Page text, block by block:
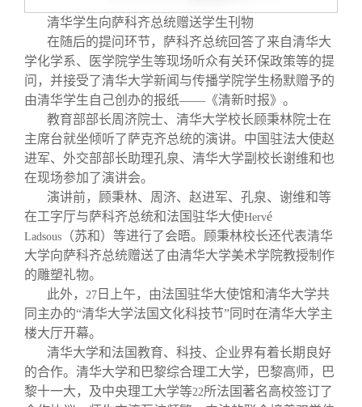
清华学生向萨科齐总统赠送学生刊物
在随后的提问环节，萨科齐总统回答了来自清华大
学化学系、医学院学生等现场听众有关环保政策等的提
问，并接受了清华大学新闻与传播学院学生杨默赠予的
由清华学生自己创办的报纸——《清新时报》。
教育部部长周济院士、清华大学校长顾秉林院士在
主席台就坐倾听了萨克齐总统的演讲。中国驻法大使赵
进军、外交部部长助理孔泉、清华大学副校长谢维和也
在现场参加了演讲会。
演讲前，顾秉林、周济、赵进军、孔泉、谢维和等
在工字厅与萨科齐总统和法国驻华大使Hervé
Ladsous （苏和）等进行了会晤。顾秉林校长还代表清华
大学向萨科齐总统赠送了由清华大学美术学院教授制作
的雕塑礼物。
此外，
27 日上午，由法国驻华大使馆和清华大学共
同主办的“清华大学法国文化科技节”同时在清华大学主
楼大厅开幕。
清华大学和法国教育、科技、企业界有着长期良好
的合作。清华大学和巴黎综合理工大学，巴黎高师，巴
黎十一大，及中央理工大学等22所法国著名高校签订了